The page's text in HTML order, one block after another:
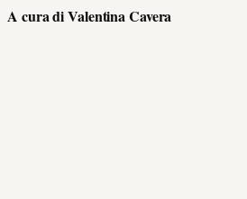
A cura di Valentina Cavera